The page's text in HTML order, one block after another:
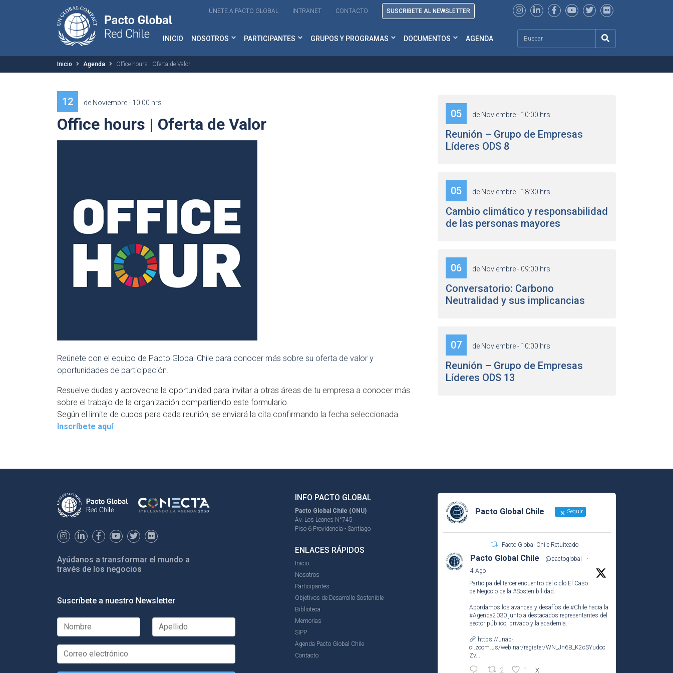
ÚNETE A PACTO GLOBAL INTRANET CONTACTO SUSCRIBETE AL NEWSLETTER
INICIO NOSOTROS PARTICIPANTES GRUPOS Y PROGRAMAS DOCUMENTOS AGENDA
Inicio Agenda Office hours | Oferta de Valor
12 de Noviembre - 10:00 hrs
Office hours | Oferta de Valor
Reúnete con el equipo de Pacto Global Chile para conocer más sobre su oferta de valor y
oportunidades de participación.
Resuelve dudas y aprovecha la oportunidad para invitar a otras áreas de tu empresa a conocer más
sobre el trabajo de la organización compartiendo este formulario.
Según el limite de cupos para cada reunión, se enviará la cita confirmando la fecha seleccionada.
Inscríbete aquí
05 de Noviembre - 10:00 hrs
Reunión – Grupo de Empresas
Líderes ODS 8
05 de Noviembre - 18:30 hrs
Cambio climático y responsabilidad
de las personas mayores
06 de Noviembre - 09:00 hrs
Conversatorio: Carbono
Neutralidad y sus implicancias
07 de Noviembre - 10:00 hrs
Reunión – Grupo de Empresas
Líderes ODS 13
Ayúdanos a transformar el mundo a
través de los negocios
Suscríbete a nuestro Newsletter
INFO PACTO GLOBAL
Pacto Global Chile (ONU)
Av. Los Leones N°745
Piso 6 Providencia - Santiago
ENLACES RÁPIDOS
Inicio
Nosotros
Participantes
Objetivos de Desarrollo Sostenible
Biblioteca
Memorias
SIPP
Agenda Pacto Global Chile
Contacto
Pacto Global Chile Seguir
Pacto Global Chile Retuiteado
Pacto Global Chile @pactoglobal
·
4 Ago
Participa del tercer encuentro del ciclo El Caso
de Negocio de la #Sostenibilidad.
Abordamos los avances y desafíos de #Chile hacia la
#Agenda2030 junto a destacados representantes del
sector público, privado y la academia.
https://unab-
cl.zoom.us/webinar/register/WN_Jn6B_K2cSYudoc
Zv...
2 1 X